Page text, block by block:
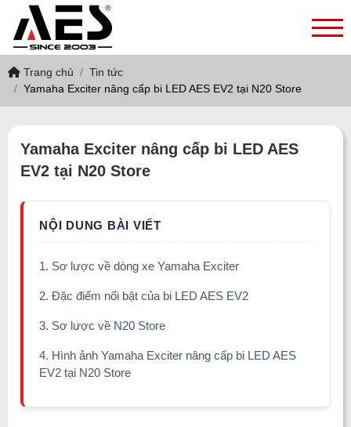
Trang chủ
Tin tức
Yamaha Exciter nâng cấp bi LED AES EV2 tại N20 Store
Yamaha Exciter nâng cấp bi LED AES
EV2 tại N20 Store
1. Sơ lược về dòng xe Yamaha Exciter
2. Đặc điểm nổi bật của bi LED AES EV2
3. Sơ lược về N20 Store
4. Hình ảnh Yamaha Exciter nâng cấp bi LED AES
EV2 tại N20 Store